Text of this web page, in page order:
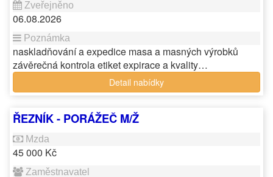
06.08.2026
naskladňování a expedice masa a masných výrobků
závěrečná kontrola etiket expirace a kvality…
Detail nabídky
ŘEZNÍK - PORÁŽEČ M/Ž
45 000 Kč